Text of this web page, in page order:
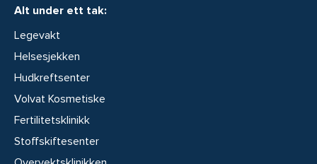
Alt under ett tak:
Legevakt
Helsesjekken
Hudkreftsenter
Volvat Kosmetiske
Fertilitetsklinikk
Stoffskiftesenter